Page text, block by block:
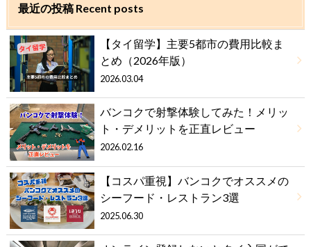
最近の投稿 Recent posts
【タイ留学】主要5都市の費用比較ま
とめ（2026年版）
2026.03.04
バンコクで射撃体験してみた！メリッ
ト・デメリットを正直レビュー
2026.02.16
【コスパ重視】バンコクでオススメの
シーフード・レストラン3選
2025.06.30